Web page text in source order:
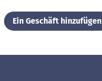
Ein Geschäft hinzufügen